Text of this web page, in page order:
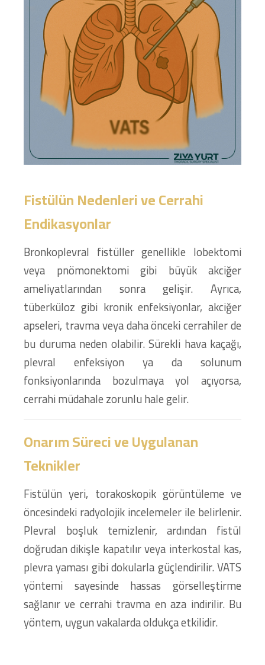
Fistülün Nedenleri ve Cerrahi
Endikasyonlar
Bronkoplevral fistüller genellikle lobektomi
veya pnömonektomi gibi büyük akciğer
ameliyatlarından sonra gelişir. Ayrıca,
tüberküloz gibi kronik enfeksiyonlar, akciğer
apseleri, travma veya daha önceki cerrahiler de
bu duruma neden olabilir. Sürekli hava kaçağı,
plevral enfeksiyon ya da solunum
fonksiyonlarında bozulmaya yol açıyorsa,
cerrahi müdahale zorunlu hale gelir.
Onarım Süreci ve Uygulanan
Teknikler
Fistülün yeri, torakoskopik görüntüleme ve
öncesindeki radyolojik incelemeler ile belirlenir.
Plevral boşluk temizlenir, ardından fistül
doğrudan dikişle kapatılır veya interkostal kas,
plevra yaması gibi dokularla güçlendirilir. VATS
yöntemi sayesinde hassas görselleştirme
sağlanır ve cerrahi travma en aza indirilir. Bu
yöntem, uygun vakalarda oldukça etkilidir.